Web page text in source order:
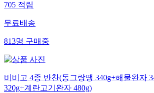
705 적립
무료배송
813명 구매중
비비고 4종 반찬(동그랑땡 340g+해물완자
320g+계란고기완자 480g)